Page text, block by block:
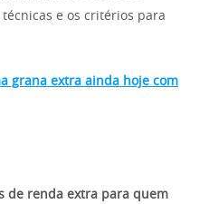
e os critérios para
grana extra ainda hoje com
de renda extra para quem